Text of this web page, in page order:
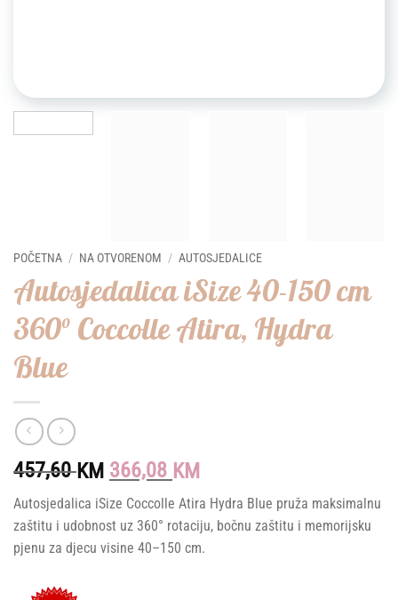
POČETNA / NA OTVORENOM / AUTOSJEDALICE
Autosjedalica iSize 40-150 cm
360° Coccolle Atira, Hydra
Blue
457,60KM Original
was:
457,60 KM.
366,08 KMCurrent
is:
366,08 KM.
Autosjedalica iSize Coccolle Atira Hydra Blue pruža maksimalnu
zaštitu i udobnost uz 360° rotaciju, bočnu zaštitu i memorijsku
pjenu za djecu visine 40–150 cm.